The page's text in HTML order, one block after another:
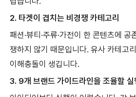
2. 타겟이 겹치는 비경쟁 카테고리
패션·뷰티·주류·가전이 한 콘텐츠에 공
쟁하지 않기 때문입니다. 유사 카테고
이해충돌이 생깁니다.
3. 9개 브랜드 가이드라인을 조율할 실